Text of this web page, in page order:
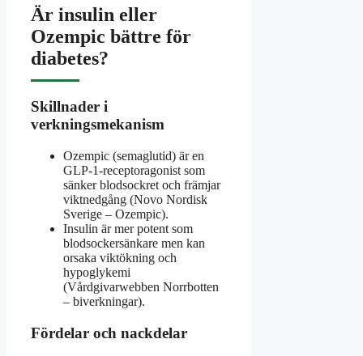
Är insulin eller
Ozempic bättre för
diabetes?
Skillnader i
verkningsmekanism
Ozempic (semaglutid) är en
GLP-1-receptoragonist som
sänker blodsockret och främjar
viktnedgång (Novo Nordisk
Sverige – Ozempic).
Insulin är mer potent som
blodsockersänkare men kan
orsaka viktökning och
hypoglykemi
(Vårdgivarwebben Norrbotten
– biverkningar).
Fördelar och nackdelar